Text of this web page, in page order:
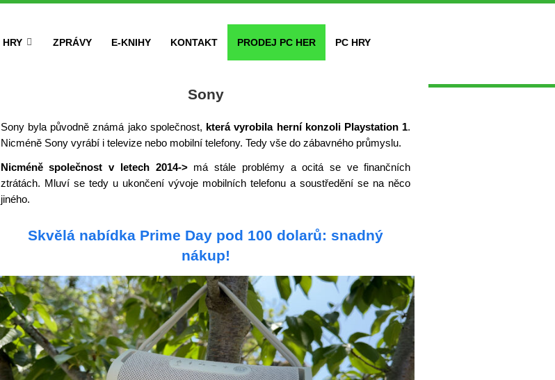
HRY ZPRÁVY E-KNIHY KONTAKT PRODEJ PC HER PC HRY
Sony
Sony byla původně známá jako společnost, která vyrobila herní konzoli Playstation 1.
Nicméně Sony vyrábí i televize nebo mobilní telefony. Tedy vše do zábavného průmyslu.
Nicméně společnost v letech 2014->má stále problémy a ocitá se ve finančních
ztrátách. Mluví se tedy u ukončení vývoje mobilních telefonu a soustředění se na něco
jiného.
Skvělá nabídka Prime Day pod 100 dolarů: snadný
nákup!